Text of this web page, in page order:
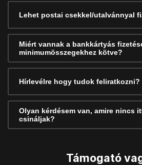
Lehet postai csekkel/utalvánnyal
Miért vannak a bankkártyás
minimumösszegekhez kötve?
Hírlevélre hogy tudok feliratkozni?
Olyan kérdésem van, amire nincs
csináljak?
Támogató